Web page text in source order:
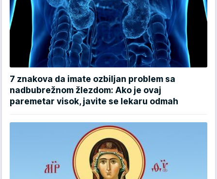
7 znakova da imate ozbiljan problem sa
nadbubrežnom žlezdom: Ako je ovaj
paremetar visok, javite se lekaru odmah